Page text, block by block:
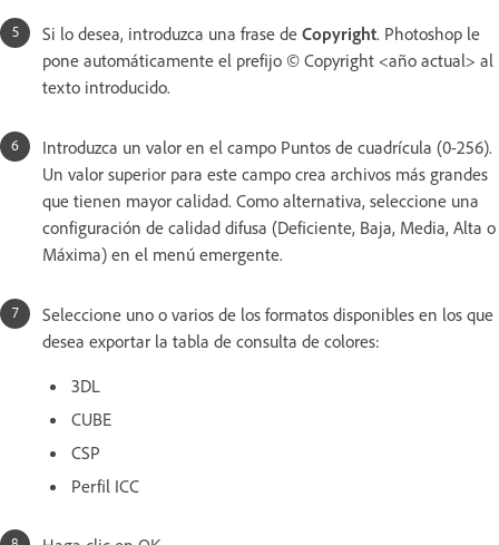
Si lo desea, introduzca una frase de Copyright. Photoshop le
pone automáticamente el prefijo © Copyright <año actual> al
texto introducido.
Introduzca un valor en el campo Puntos de cuadrícula (0-256).
Un valor superior para este campo crea archivos más grandes
que tienen mayor calidad. Como alternativa, seleccione una
configuración de calidad difusa (Deficiente, Baja, Media, Alta o
Máxima) en el menú emergente.
Seleccione uno o varios de los formatos disponibles en los que
desea exportar la tabla de consulta de colores:
3DL
CUBE
CSP
Perfil ICC